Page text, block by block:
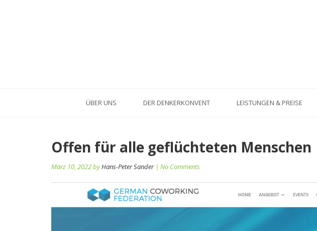
ÜBER UNS DER DENKERKONVENT LEISTUNGEN & PREISE
Offen für alle geflüchteten Menschen
März 10, 2022 byHans-Peter Sander| No Comments
Beitragsnavigation